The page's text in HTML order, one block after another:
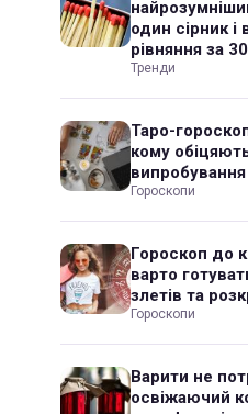
один сірник і
рівняння за
Тренди
Таро-
кому
випробування
Гороскопи
Гороскоп до
варто
злетів та
Гороскопи
Варити не
освіжаючий